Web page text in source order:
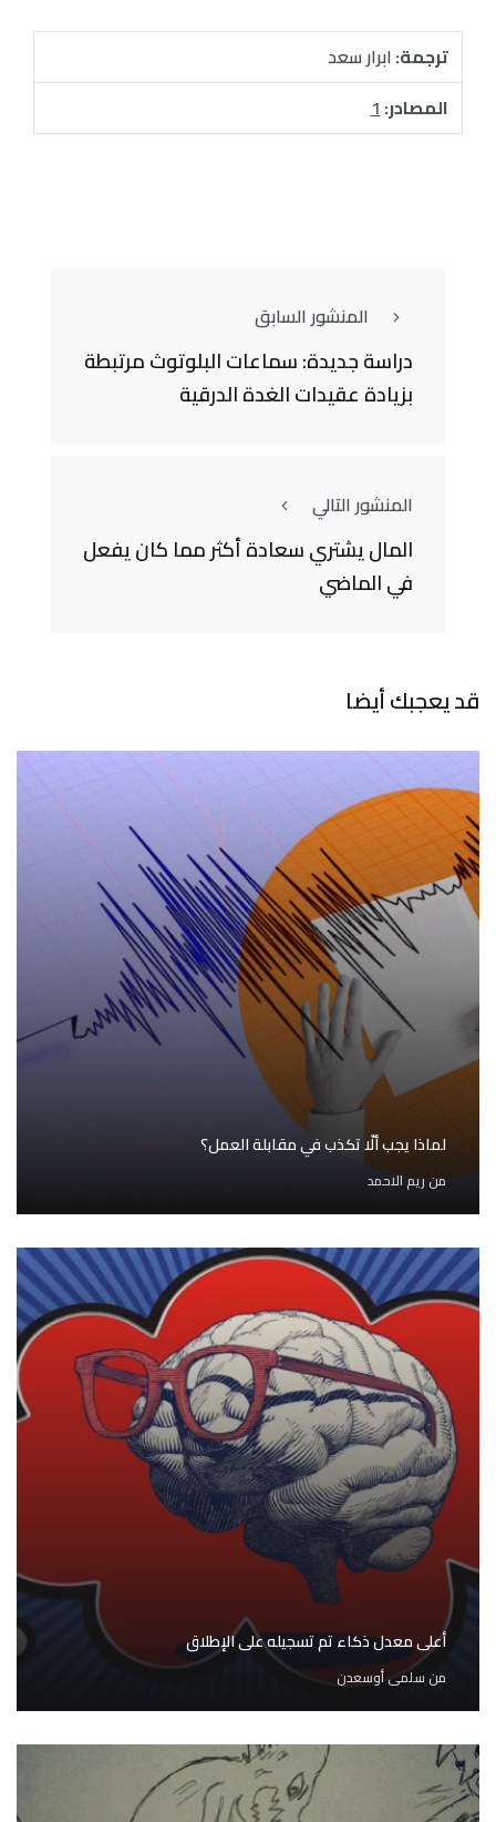
ترجمة:ابرار سعد
المصادر:1
المنشور السابق
دراسة جديدة: سماعات البلوتوث مرتبطة
بزيادة عقيدات الغدة الدرقية
المنشور التالي
المال يشتري سعادة أكثر مما كان يفعل
في الماضي
قد يعجبك أيضا
لماذا يجب ألّا تكذب في مقابلة العمل؟
منريم الاحمد
أعلى معدل ذكاء تم تسجيله على الإطلاق
منسلمى أوسعدن